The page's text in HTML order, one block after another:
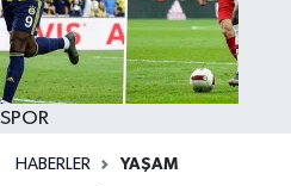
SPOR
HABERLER YAŞAM